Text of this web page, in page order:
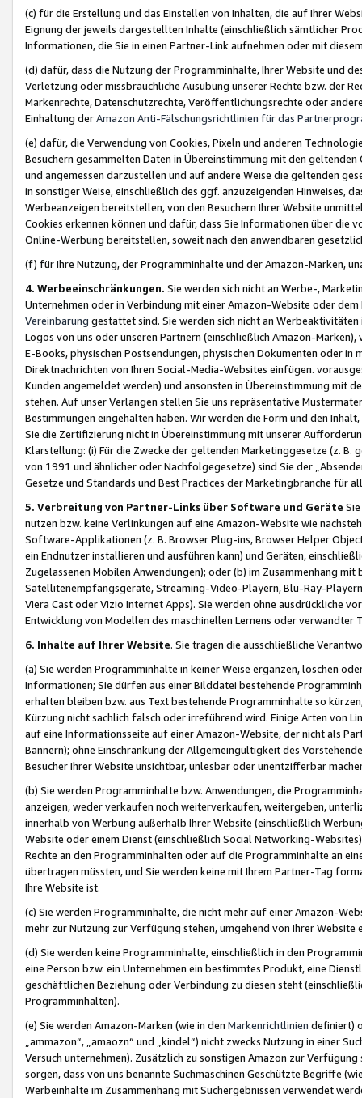
(c) für die Erstellung und das Einstellen von Inhalten, die auf Ihrer
Eignung der jeweils dargestellten Inhalte (einschließlich sämtlicher
Informationen, die Sie in einen Partner-Link aufnehmen oder mit
(d) dafür, dass die Nutzung der Programminhalte, Ihrer Website und
Verletzung oder missbräuchliche Ausübung unserer Rechte bzw. der
Markenrechte, Datenschutzrechte, Veröffentlichungsrechte oder
Einhaltung derAmazon Anti-Fälschungsrichtlinien für das
(e) dafür, die Verwendung von Cookies, Pixeln und anderen
Besuchern gesammelten Daten in Übereinstimmung mit den
und angemessen darzustellen und auf andere Weise die geltenden
in sonstiger Weise, einschließlich des ggf. anzuzeigenden Hinweises,
Werbeanzeigen bereitstellen, von den Besuchern Ihrer Website
Cookies erkennen können und dafür, dass Sie Informationen über die
Online-Werbung bereitstellen, soweit nach den anwendbaren
(f) für Ihre Nutzung, der Programminhalte und der Amazon-Marken,
4. Werbeeinschränkungen. Sie werden sich nicht an Werbe-,
Unternehmen oder in Verbindung mit einer Amazon-Website oder
Vereinbarung gestattet sind. Sie werden sich nicht an
Logos von uns oder unseren Partnern (einschließlich Amazon-
E-Books, physischen Postsendungen, physischen Dokumenten oder in
Direktnachrichten von Ihren Social-Media-Websites einfügen.
Kunden angemeldet werden) und ansonsten in Übereinstimmung mit
stehen. Auf unser Verlangen stellen Sie uns repräsentative
Bestimmungen eingehalten haben. Wir werden die Form und den
Sie die Zertifizierung nicht in Übereinstimmung mit unserer
Klarstellung: (i) Für die Zwecke der geltenden Marketinggesetze (z. B.
von 1991 und ähnlicher oder Nachfolgegesetze) sind Sie der
Gesetze und Standards und Best Practices der Marketingbranche für
5. Verbreitung von Partner-Links über Software und Geräte
nutzen bzw. keine Verlinkungen auf eine Amazon-Website wie
Software-Applikationen (z. B. Browser Plug-ins, Browser Helper
ein Endnutzer installieren und ausführen kann) und Geräten,
Zugelassenen Mobilen Anwendungen); oder (b) im Zusammenhang
Satellitenempfangsgeräte, Streaming-Video-Playern, Blu-Ray-
Viera Cast oder Vizio Internet Apps). Sie werden ohne ausdrückliche
Entwicklung von Modellen des maschinellen Lernens oder
6. Inhalte auf Ihrer Website. Sie tragen die ausschließliche
(a) Sie werden Programminhalte in keiner Weise ergänzen, löschen
Informationen; Sie dürfen aus einer Bilddatei bestehende
erhalten bleiben bzw. aus Text bestehende Programminhalte so
Kürzung nicht sachlich falsch oder irreführend wird. Einige Arten von
auf eine Informationsseite auf einer Amazon-Website, der nicht als
Bannern); ohne Einschränkung der Allgemeingültigkeit des
Besucher Ihrer Website unsichtbar, unlesbar oder unentzifferbar
(b) Sie werden Programminhalte bzw. Anwendungen, die
anzeigen, weder verkaufen noch weiterverkaufen, weitergeben,
innerhalb von Werbung außerhalb Ihrer Website (einschließlich
Website oder einem Dienst (einschließlich Social Networking-
Rechte an den Programminhalten oder auf die Programminhalte an
übertragen müssten, und Sie werden keine mit Ihrem Partner-Tag
Ihre Website ist.
(c) Sie werden Programminhalte, die nicht mehr auf einer Amazon-
mehr zur Nutzung zur Verfügung stehen, umgehend von Ihrer
(d) Sie werden keine Programminhalte, einschließlich in den
eine Person bzw. ein Unternehmen ein bestimmtes Produkt, eine
geschäftlichen Beziehung oder Verbindung zu diesen steht
Programminhalten).
(e) Sie werden Amazon-Marken (wie in den Markenrichtlinien definiert)
„ammazon“, „amaozn“ und „kindel“) nicht zwecks Nutzung in einer
Versuch unternehmen). Zusätzlich zu sonstigen Amazon zur
sorgen, dass von uns benannte Suchmaschinen Geschützte Begriffe
Werbeinhalte im Zusammenhang mit Suchergebnissen verwendet